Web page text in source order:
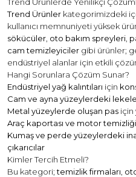
Trend Ürünler kategorimizdeki
kullanıcı memnuniyeti yüksek
sökücüler oto bakım spreyleri
cam temizleyiciler gibi ürünler;
endüstriyel alanlar için etkili
Hangi Sorunlara Çözüm Sunar?
Endüstriyel yağ kalıntıları için
Cam ve ayna yüzeylerdeki
Metal yüzeylerde oluşan pas için
Araç kaportası ve motor temizliği
Kumaş ve perde yüzeylerdeki
çıkarıcılar
Kimler Tercih Etmeli?
Bu kategori;temizlik firmaları